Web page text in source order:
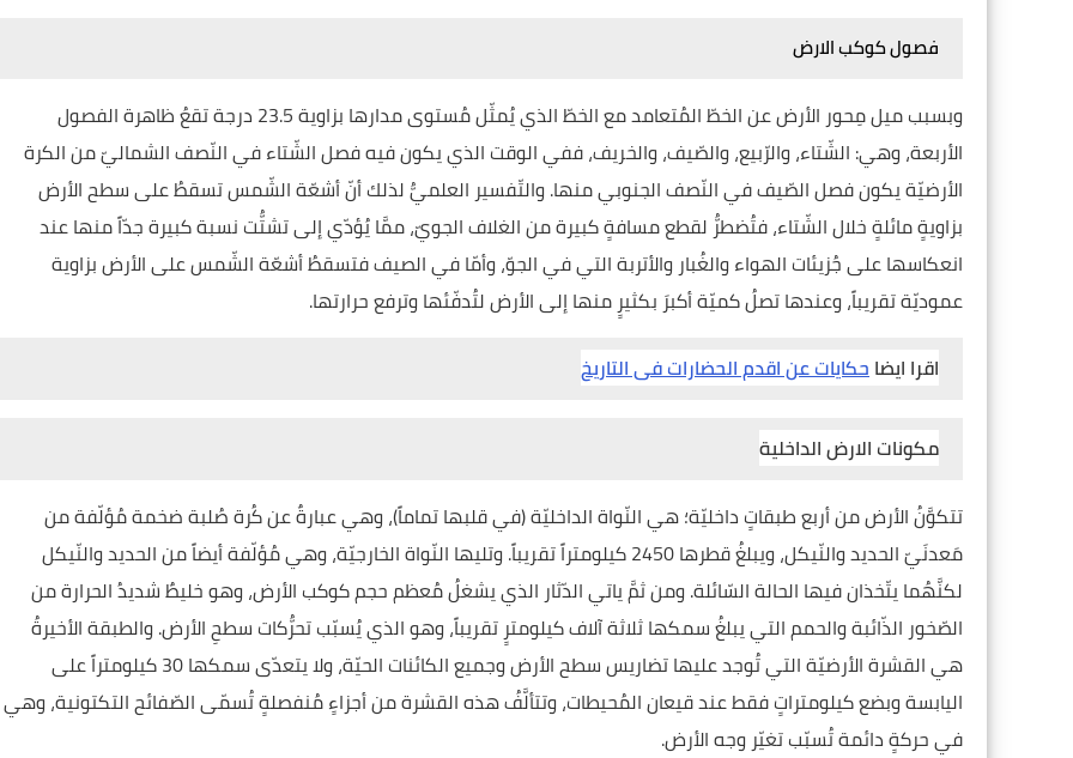
فصول كوكب الارض
وبسبب ميل مِحور الأرض عن الخطّ المُتعامد مع الخطّ الذي يُمثّل مُستوى مدارها بزاوية 23.5 درجة تقعُ ظاهرة الفصول
الأربعة، وهي: الشّتاء، والرّبيع، والصّيف، والخريف، ففي الوقت الذي يكون فيه فصل الشّتاء في النّصف الشماليّ من الكرة
الأرضيّة يكون فصل الصّيف في النّصف الجنوبي منها. والتّفسير العلميُّ لذلك أنّ أشعّة الشّمس تسقطُ على سطح الأرض
بزاويةٍ مائلةٍ خلال الشّتاء، فتُضطرُّ لقطع مسافةٍ كبيرة من الغلاف الجويّ، ممَّا يُؤدّي إلى تشتُّت نسبة كبيرة جدّاً منها عند
انعكاسها على جُزيئات الهواء والغُبار والأتربة التي في الجوّ، وأمّا في الصيف فتسقطُ أشعّة الشّمس على الأرض بزاوية
عموديّة تقريباً، وعندها تصلُ كميّة أكبرَ بكثيرٍ منها إلى الأرض لتُدفّئها وترفع حرارتها.
اقرا ايضاحكايات عن اقدم الحضارات فى التاريخ
مكونات الارض الداخلية
تتكوَّنُ الأرض من أربع طبقاتٍ داخليّة؛ هي النّواة الداخليّة (في قلبها تماماً)، وهي عبارةٌ عن كُرة صُلبة ضخمة مُؤلّفة من
مَعدنَيّ الحديد والنّيكل، ويبلغُ قطرها 2450 كيلومتراً تقريباً. وتليها النّواة الخارجيّة، وهي مُؤلّفة أيضاً من الحديد والنّيكل
لكنَّهُما يتّخذان فيها الحالة السّائلة. ومن ثمَّ ياتي الدّثار الذي يشغلُ مُعظم حجم كوكب الأرض، وهو خليطٌ شديدُ الحرارة من
الصّخور الذّائبة والحمم التي يبلغُ سمكها ثلاثة آلاف كيلومترٍ تقريباً، وهو الذي يُسبّب تحرُّكات سطحِ الأرض. والطبقة الأخيرةُ
هي القشرة الأرضيّة التي تُوجد عليها تضاريس سطح الأرض وجميع الكائنات الحيّة، ولا يتعدّى سمكها 30 كيلومتراً على
اليابسة وبضع كيلومتراتٍ فقط عند قيعان المُحيطات، وتتألَّفُ هذه القشرة من أجزاءٍ مُنفصلةٍ تُسمّى الصّفائح التكتونية، وهي
في حركةٍ دائمة تُسبّب تغيّر وجه الأرض.